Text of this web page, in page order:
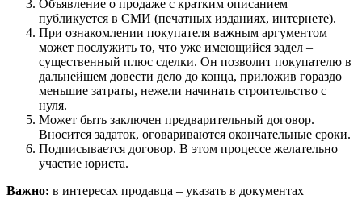
Объявление о продаже с кратким описанием
публикуется в СМИ (печатных изданиях, интернете).
При ознакомлении покупателя важным аргументом
может послужить то, что уже имеющийся задел –
существенный плюс сделки. Он позволит покупателю в
дальнейшем довести дело до конца, приложив гораздо
меньшие затраты, нежели начинать строительство с
нуля.
Может быть заключен предварительный договор.
Вносится задаток, оговариваются окончательные сроки.
Подписывается договор. В этом процессе желательно
участие юриста.
Важно: в интересах продавца – указать в документах